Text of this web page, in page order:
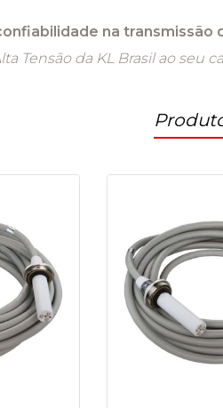
na transmissão
Tensão da KL Brasil ao